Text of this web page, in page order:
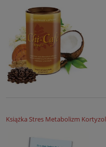
Książka Stres Metabolizm Kortyzol